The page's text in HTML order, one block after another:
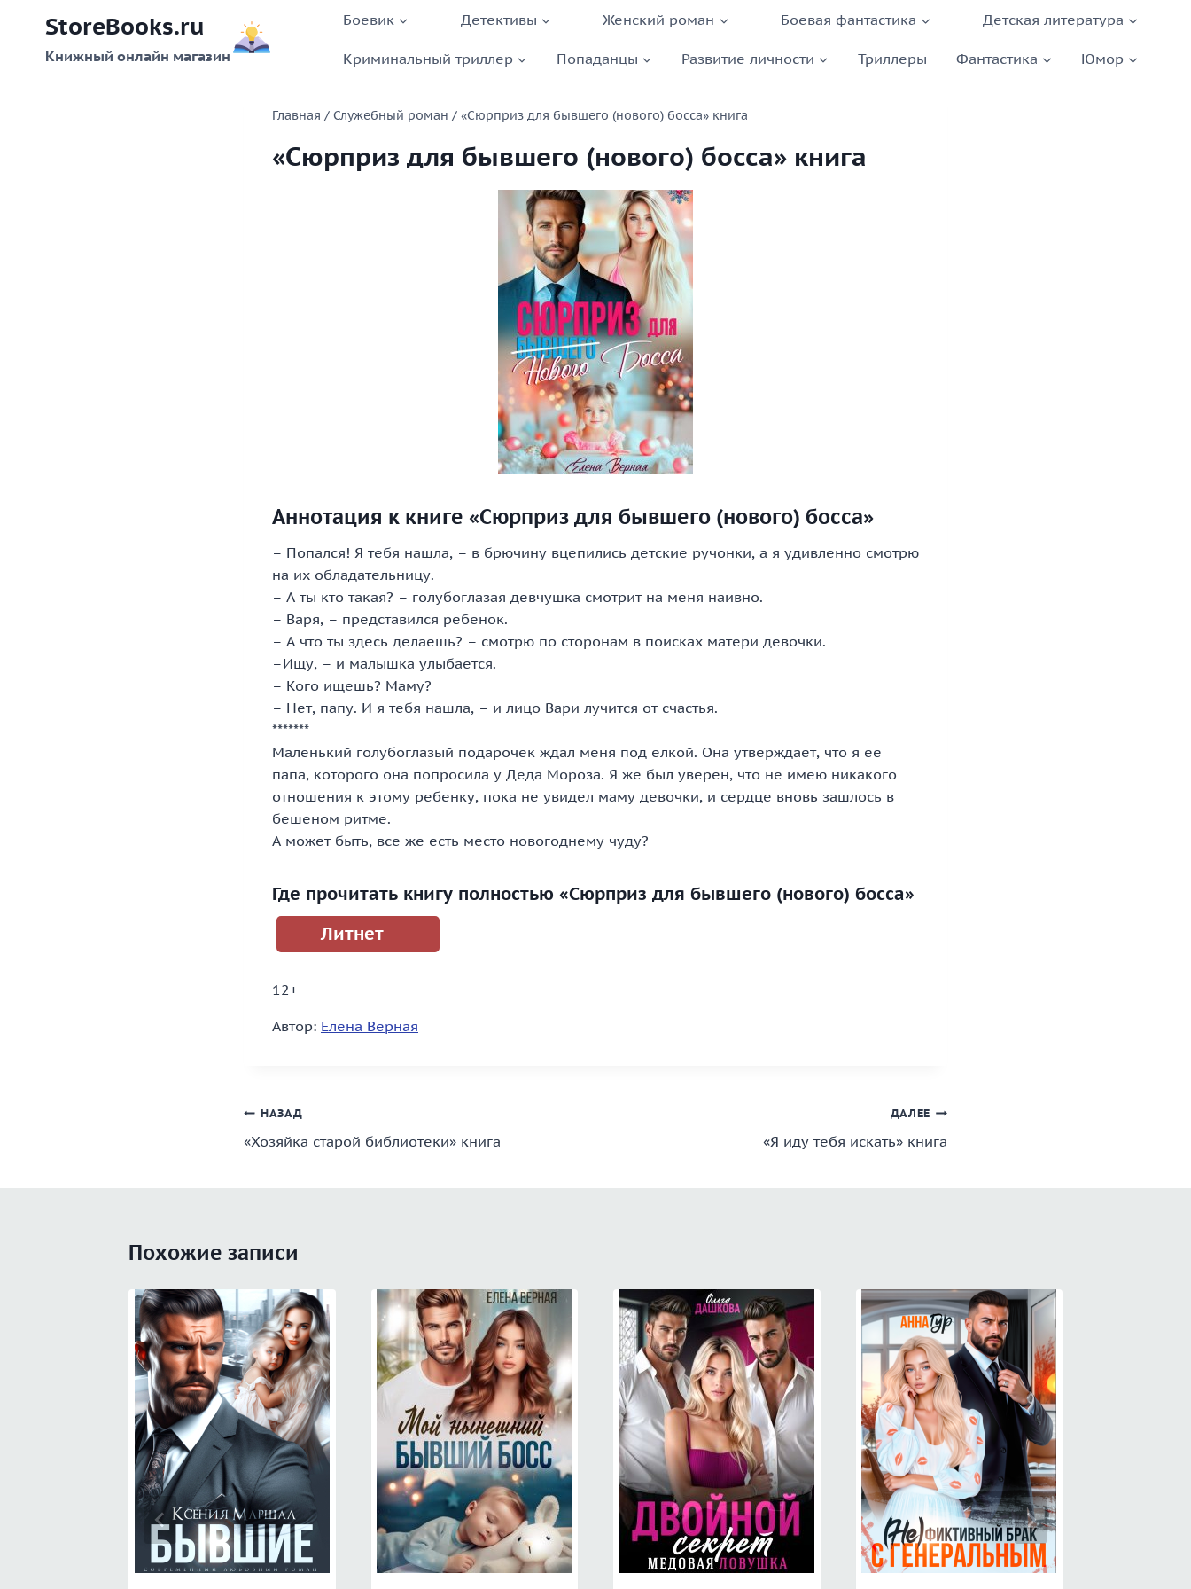
содержимому
StoreBooks.ru
Книжный онлайн магазин
Боевик Детективы Женский роман Боевая фантастика Детская литература
Криминальный триллер Попаданцы Развитие личности Триллеры Фантастика Юмор
Главная / Служебный роман / «Сюрприз для бывшего (нового) босса» книга
«Сюрприз для бывшего (нового) босса» книга
Аннотация к книге «Сюрприз для бывшего (нового) босса»
– Попался! Я тебя нашла, – в брючину вцепились детские ручонки, а я удивленно смотрю
на их обладательницу.
– А ты кто такая? – голубоглазая девчушка смотрит на меня наивно.
– Варя, – представился ребенок.
– А что ты здесь делаешь? – смотрю по сторонам в поисках матери девочки.
–Ищу, – и малышка улыбается.
– Кого ищешь? Маму?
– Нет, папу. И я тебя нашла, – и лицо Вари лучится от счастья.
*******
Маленький голубоглазый подарочек ждал меня под елкой. Она утверждает, что я ее
папа, которого она попросила у Деда Мороза. Я же был уверен, что не имею никакого
отношения к этому ребенку, пока не увидел маму девочки, и сердце вновь зашлось в
бешеном ритме.
А может быть, все же есть место новогоднему чуду?
Где прочитать книгу полностью «Сюрприз для бывшего (нового) босса»
Литнет
12+
Автор: Елена Верная
Навигация
по
НАЗАД
«Хозяйка старой библиотеки» книга
ДАЛЕЕ
«Я иду тебя искать» книга
Похожие записи